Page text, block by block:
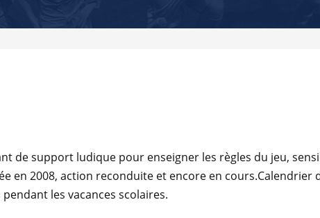
de support ludique pour enseigner les règles du jeu,
en 2008, action reconduite et encore en cours.Calendrier
les vacances scolaires.